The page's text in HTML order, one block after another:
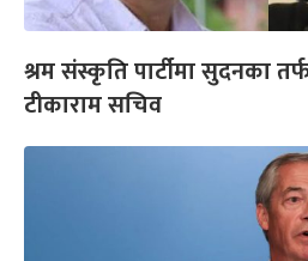
श्रम संस्कृति पार्टीमा सुदनका
टीकाराम सचिव